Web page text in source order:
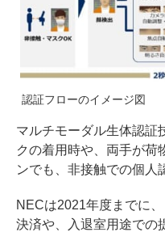
認証フローのイメージ図
マルチモーダル生体認証
クの着用時や、両手が荷
ンでも、非接触での個人
NECは2021年度までに
決済や、入退室用途での